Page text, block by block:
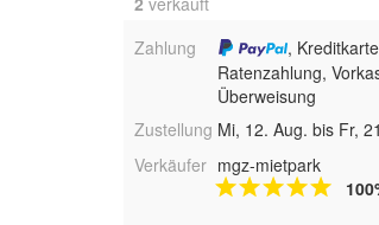
Zahlung
,
Ratenzahlung,
Überweisung
Zustellung Mi, 12. Aug. bis Fr,
Verkäufer mgz-mietpark